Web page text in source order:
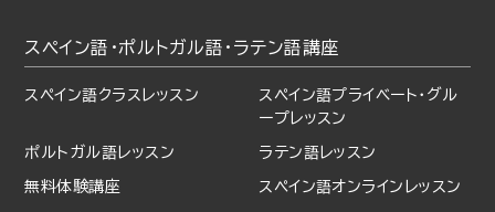
スペイン語・ポルトガル語・ ラテン語講座
スペイン語クラスレッスン スペイン語プライベート・ グル
ープレッスン
ポルトガル語レッスン ラテン語レッスン
無料体験講座 スペイン語オンラインレッスン